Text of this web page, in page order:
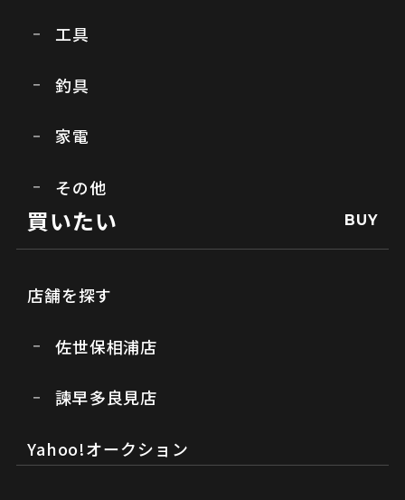
工具
釣具
家電
その他
買いたい BUY
店舗を探す
佐世保相浦店
諫早多良見店
Yahoo!オークション